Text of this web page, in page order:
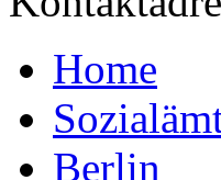
Home
Berlin